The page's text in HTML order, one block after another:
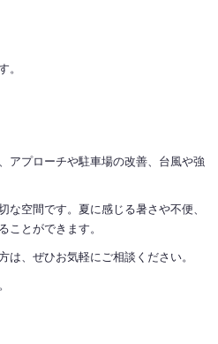
。
アプローチや駐車場の改善、台風や強
空間です。夏に感じる暑さや不便、
ことができます。
、ぜひお気軽にご相談ください。